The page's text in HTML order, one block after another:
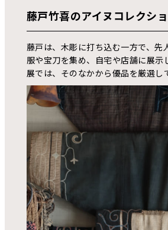
藤戸竹喜のアイヌコレクシ
藤戸は、木彫に打ち込む一方で、先
服や宝刀を集め、自宅や店舗に展示
展では、そのなかから優品を厳選し